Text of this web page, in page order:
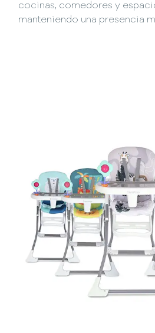
cocinas, comedores y
manteniendo una presencia